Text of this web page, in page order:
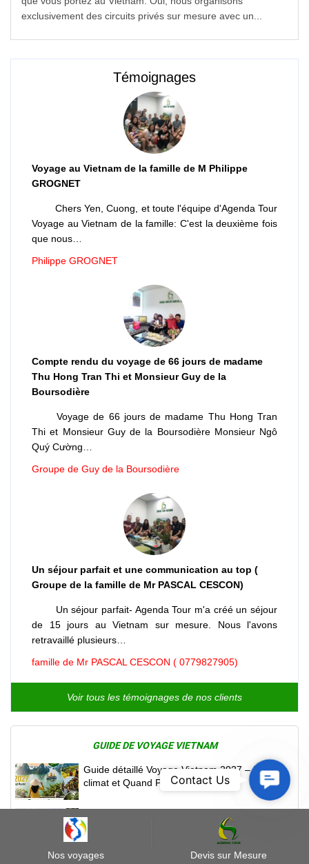
exclusivement des circuits privés sur mesure avec un...
Témoignages
Voyage au Vietnam de la famille de M Philippe
GROGNET
Chers Yen, Cuong, et toute l'équipe d'Agenda Tour
Voyage au Vietnam de la famille: C'est la deuxième fois
que nous…
Philippe GROGNET
Compte rendu du voyage de 66 jours de madame
Thu Hong Tran Thi et Monsieur Guy de la
Boursodière
Voyage de 66 jours de madame Thu Hong Tran
Thi et Monsieur Guy de la Boursodière Monsieur Ngô
Quý Cường…
Groupe de Guy de la Boursodière
Un séjour parfait et une communication au top (
Groupe de la famille de Mr PASCAL CESCON)
Un séjour parfait- Agenda Tour m'a créé un séjour
de 15 jours au Vietnam sur mesure. Nous l'avons
retravaillé plusieurs…
famille de Mr PASCAL CESCON ( 0779827905)
Voir tous les témoignages de nos clients
GUIDE DE VOYAGE VIETNAM
Guide détaillé Voyage Vietnam 2027 – Météo,
climat et Quand Partir
pour voyager serein
Voyage Gay friendly au Vietnam — itinéraires,
Nos voyages Devis sur Mesure
Contact
Contact Us